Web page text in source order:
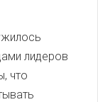
лидеров
что